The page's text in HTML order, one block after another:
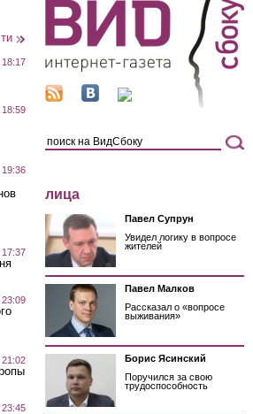
18:17
18:59
19:36
лица
Павел Супрун
Увидел логику в вопросе
жителей
Павел Малков
Рассказал о «вопросе
выживания»
Борис Ясинский
Поручился за свою
трудоспособность